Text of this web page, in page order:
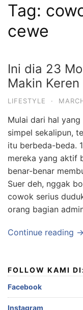
Tag:
cewe
Ini dia 23
Makin
LIFESTYLE ·
Mulai dari hal
simpel sekalipun,
itu berbeda-beda.
mereka yang aktif
benar-benar
Suer deh, nggak
cowok serius
orang bagian
Continue reading →
FOLLOW KAMI
Facebook
Instagram